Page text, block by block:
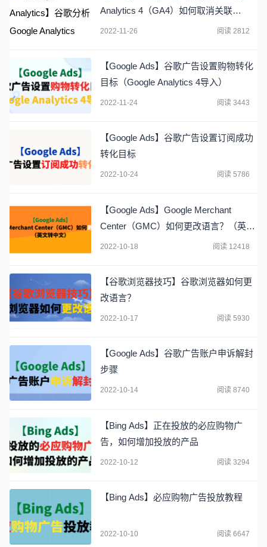
Analytics 4（GA4）如何取消关联
Google Ads
2022-11-26 阅读 2812
【Google Ads】谷歌广告设置购物转化
目标（Google Analytics 4导入）
2022-11-24 阅读 3443
【Google Ads】谷歌广告设置订阅成功
转化目标
2022-10-24 阅读 5786
【Google Ads】Google Merchant
Center（GMC）如何更改语言？（英文
转中文）
2022-10-18 阅读 12418
【谷歌浏览器技巧】谷歌浏览器如何更
改语言？
2022-10-17 阅读 5930
【Google Ads】谷歌广告账户申诉解封
步骤
2022-10-14 阅读 8740
【Bing Ads】正在投放的必应购物广
告，如何增加投放的产品
2022-10-12 阅读 3294
【Bing Ads】必应购物广告投放教程
2022-10-10 阅读 6647